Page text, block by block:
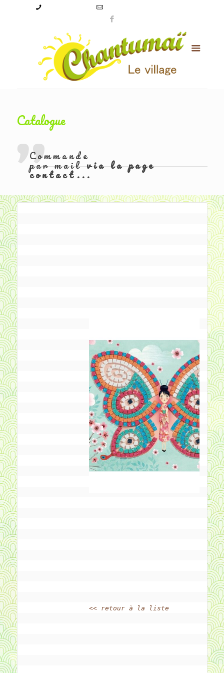
Catalogue
Commande
par mailvia la page
contact...
<< retour à la liste